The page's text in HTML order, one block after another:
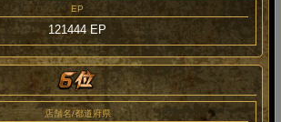
EP
121444 EP
店舗名/都道府県